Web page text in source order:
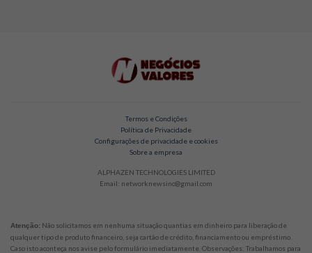
Termos e Condições
Política de Privacidade
Configurações de privacidade e cookies
Sobre a empresa
ALPHAZEN TECHNOLOGIES LIMITED
Email: networknewsinc@gmail.com
Atenção: Não solicitamos em nenhuma situação quantias em dinheiro para liberação de
qualquer tipo de produto financeiro, seja cartão de crédito, financiamento ou empréstimo.
Caso isto aconteça nos avise pelo formulário imediatamente. Observações: Trabalhamos para